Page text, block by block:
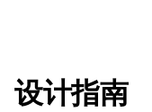
设计指南